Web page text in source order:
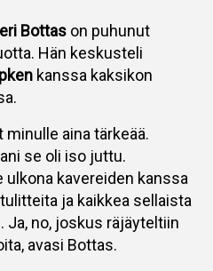
Bottas on puhunut
Hän keskusteli
kanssa kaksikon
aina tärkeää.
se oli iso juttu.
kavereiden kanssa
ja kaikkea sellaista
Ja, no, joskus räjäyteltiin
avasi Bottas.